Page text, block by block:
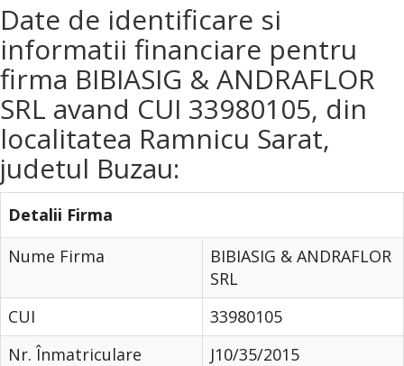
Date de identificare si
informatii financiare pentru
firma BIBIASIG & ANDRAFLOR
SRL avand CUI 33980105, din
localitatea Ramnicu Sarat,
judetul Buzau:
Detalii Firma
Nume Firma
BIBIASIG & ANDRAFLOR
SRL
CUI
33980105
Nr. Înmatriculare
J10/35/2015